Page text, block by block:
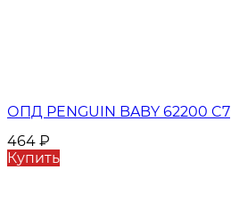
ОПД PENGUIN BABY 62200 C7
464 ₽
Купить